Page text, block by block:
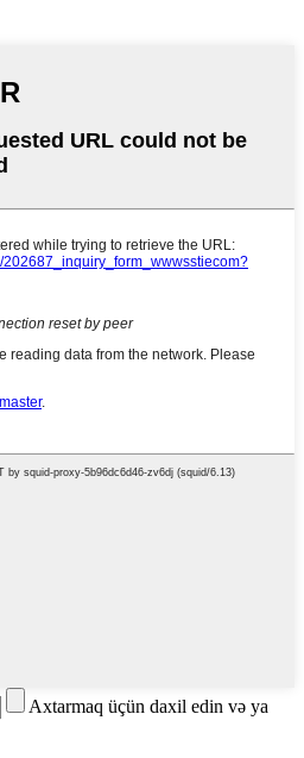
Axtarmaq üçün daxil edin və ya